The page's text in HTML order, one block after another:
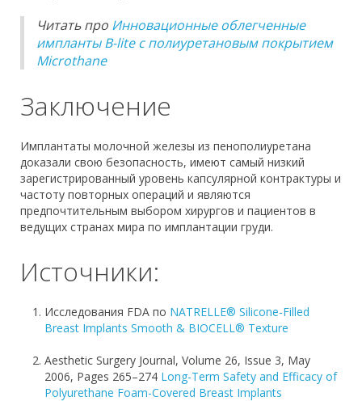
Читать про Инновационные облегченные
импланты B-lite с полиуретановым покрытием
Microthane
Заключение
Имплантаты молочной железы из пенополиуретана
доказали свою безопасность, имеют самый низкий
зарегистрированный уровень капсулярной контрактуры и
частоту повторных операций и являются
предпочтительным выбором хирургов и пациентов в
ведущих странах мира по имплантации груди.
Источники:
Исследования FDA по NATRELLE® Silicone-Filled
Breast Implants Smooth & BIOCELL® Texture
Aesthetic Surgery Journal, Volume 26, Issue 3, May
2006, Pages 265–274 Long-Term Safety and Efficacy of
Polyurethane Foam-Covered Breast Implants